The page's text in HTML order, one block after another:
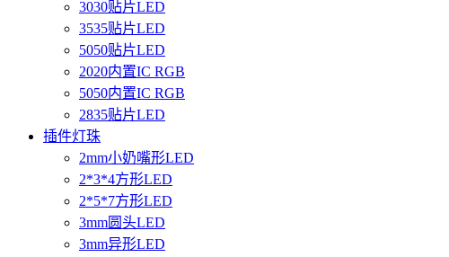
3030贴片LED
3535贴片LED
5050贴片LED
2020内置IC RGB
5050内置IC RGB
2835贴片LED
插件灯珠
2mm小奶嘴形LED
2*3*4方形LED
2*5*7方形LED
3mm圆头LED
3mm异形LED